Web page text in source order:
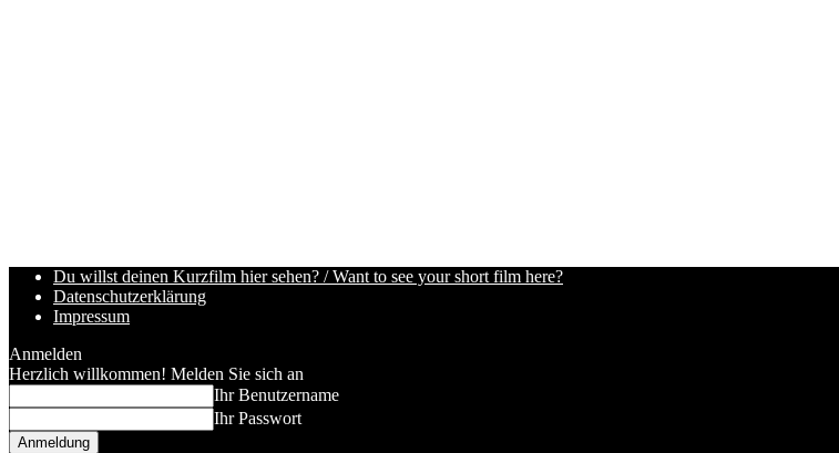
Du willst deinen Kurzfilm hier sehen? / Want to see your short film here?
Datenschutzerklärung
Impressum
Anmelden
Herzlich willkommen! Melden Sie sich an
Ihr Benutzername
Ihr Passwort